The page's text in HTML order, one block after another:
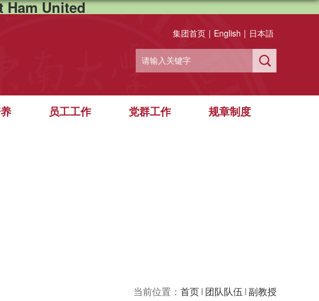
Ham United
集团首页 | English | 日本語
员工工作 党群工作 规章制度
当前位置： 首页 团队队伍 副教授